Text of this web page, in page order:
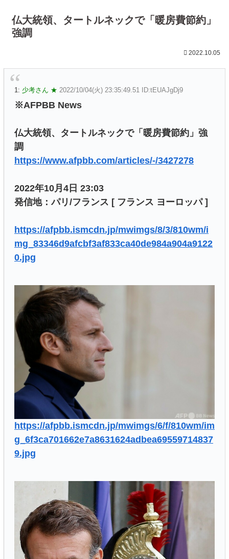
仏大統領、タートルネックで「暖房費節約」
強調
2022.10.05
1: 少考さん ★ 2022/10/04(火) 23:35:49.51 ID:tEUAJgDj9
※AFPBB News
仏大統領、タートルネックで「暖房費節約」強
調
https://www.afpbb.com/articles/-/3427278
2022年10月4日 23:03
発信地：パリ/フランス [ フランス ヨーロッパ ]
https://afpbb.ismcdn.jp/mwimgs/8/3/810wm/i
mg_83346d9afcbf3af833ca40de984a904a9122
0.jpg
https://afpbb.ismcdn.jp/mwimgs/6/f/810wm/im
g_6f3ca701662e7a8631624adbea69559714837
9.jpg